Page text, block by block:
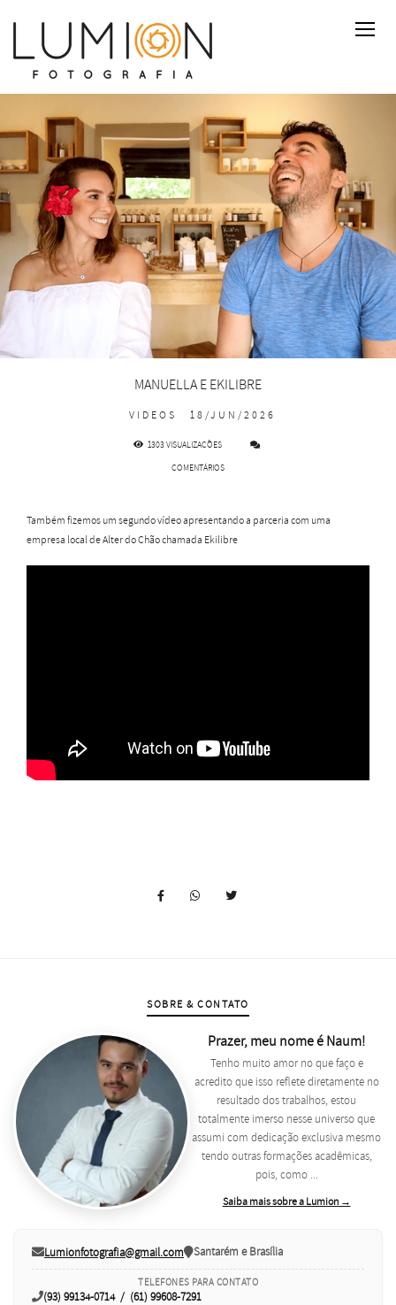
VIDEOS 18/JUN/2026
MANUELLA E EKILIBRE
1303VISUALIZAÇÕES
COMENTÁRIOS
Também fizemos um segundo vídeo apresentando a parceria com uma
empresa local de Alter do Chão chamada Ekilibre
SOBRE & CONTATO
Prazer, meu nome é Naum!
Tenho muito amor no que faço e
acredito que isso reflete diretamente no
resultado dos trabalhos, estou
totalmente imerso nesse universo que
assumi com dedicação exclusiva mesmo
tendo outras formações acadêmicas,
pois, como ...
Saiba mais sobre a Lumion →
Lumionfotografia@gmail.com Santarém e Brasília
TELEFONES PARA CONTATO
(93) 99134-0714 / (61) 99608-7291